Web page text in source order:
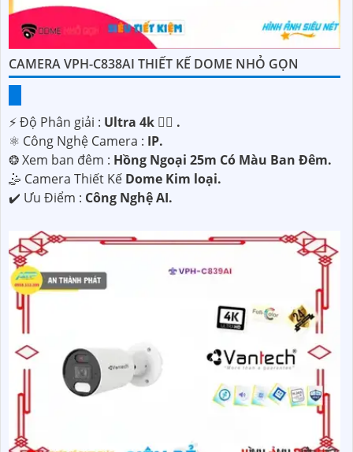
CAMERA VPH-C838AI THIẾT KẾ DOME NHỎ GỌN
️⚡ Độ Phân giải : Ultra 4k 👍🏾 .
⚛️ Công Nghệ Camera : IP.
❂ Xem ban đêm : Hồng Ngoại 25m Có Màu Ban Ðêm.
🤹 Camera Thiết Kế Dome Kim loại.
️✔️ Ưu Điểm : Công Nghệ AI.